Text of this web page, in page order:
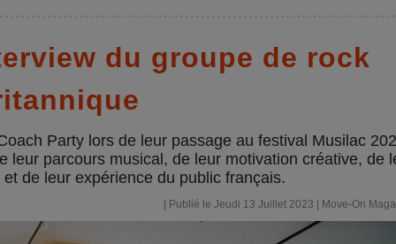
du groupe de rock
Party lors de leur passage au festival Musilac
leur parcours musical, de leur motivation créative, de
de leur expérience du public français.
| Publié le Jeudi 13 Juillet 2023 | Move-On